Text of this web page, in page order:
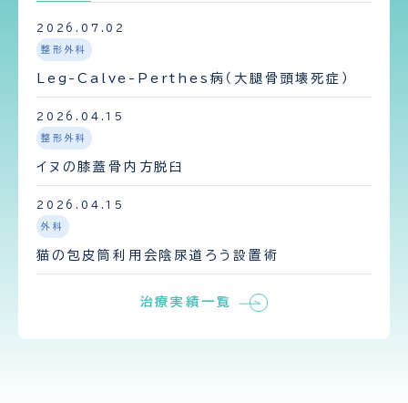
2026.07.02
整形外科
Leg-Calve-Perthes病（大腿骨頭壊死症）
2026.04.15
整形外科
イヌの膝蓋骨内方脱臼
2026.04.15
外科
猫の包皮筒利用会陰尿道ろう設置術
治療実績一覧